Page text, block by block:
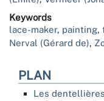
Keywords
lace-maker, painting,
Nerval (Gérard de),
PLAN
Les